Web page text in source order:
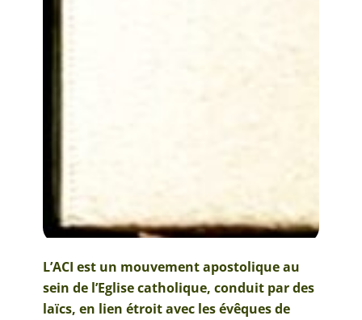
L’ACI est un mouvement apostolique au
sein de l’Eglise catholique, conduit par des
laïcs, en lien étroit avec les évêques de